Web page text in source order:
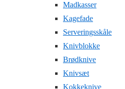
Madkasser
Kagefade
Serveringsskåle
Knivblokke
Brødknive
Knivsæt
Kokkeknive